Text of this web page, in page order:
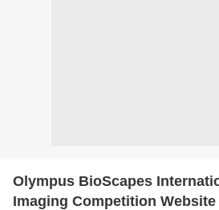
Olympus BioScapes
Imaging Competition Website